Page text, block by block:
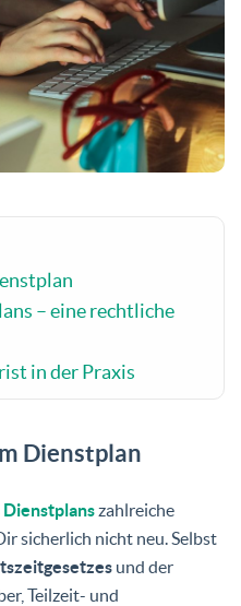
– eine rechtliche
in der Praxis
Dienstplan
zahlreiche
sicherlich nicht neu. Selbst
und der
Teilzeit- und